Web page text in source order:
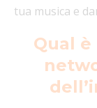
tua musica e
Qual